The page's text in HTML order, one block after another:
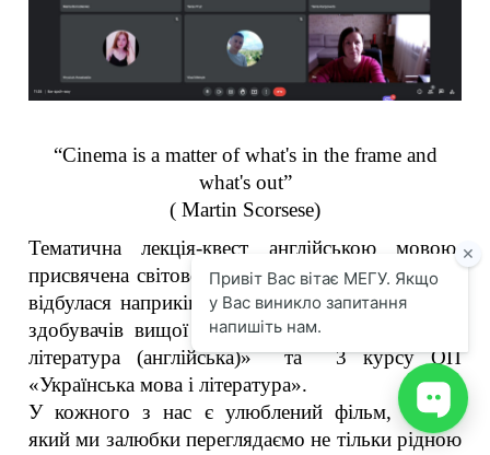
“Cinema is a matter of what's in the frame and
what's out”
( Martin Scorsese)
Тематична лекція-квест англійською мовою,
присвячена світовому мистецтву кінематографа,
відбулася наприкінці навчального семестру для
здобувачів вищої освіти 2 курсу ОП «Мова і
література (англійська)» та 3 курсу ОП
«Українська мова і література».
У кожного з нас є улюблений фільм, серіал,
який ми залюбки переглядаємо не тільки рідною